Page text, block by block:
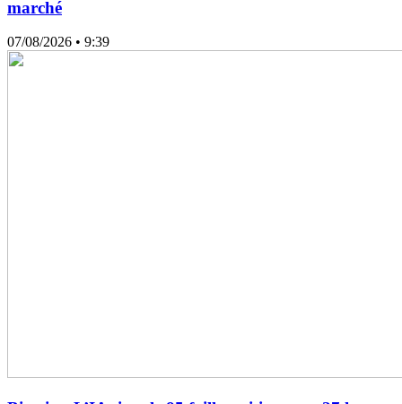
marché
07/08/2026 • 9:39